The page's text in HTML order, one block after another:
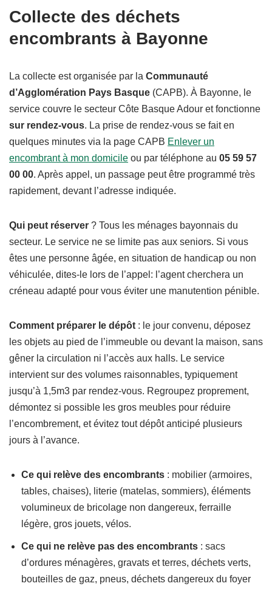
Collecte des déchets
encombrants à Bayonne
La collecte est organisée par la Communauté
d’Agglomération Pays Basque (CAPB). À Bayonne, le
service couvre le secteur Côte Basque Adour et fonctionne
sur rendez-vous. La prise de rendez-vous se fait en
quelques minutes via la page CAPB Enlever un
encombrant à mon domicile ou par téléphone au 05 59 57
00 00. Après appel, un passage peut être programmé très
rapidement, devant l’adresse indiquée.
Qui peut réserver ? Tous les ménages bayonnais du
secteur. Le service ne se limite pas aux seniors. Si vous
êtes une personne âgée, en situation de handicap ou non
véhiculée, dites-le lors de l’appel: l’agent cherchera un
créneau adapté pour vous éviter une manutention pénible.
Comment préparer le dépôt : le jour convenu, déposez
les objets au pied de l’immeuble ou devant la maison, sans
gêner la circulation ni l’accès aux halls. Le service
intervient sur des volumes raisonnables, typiquement
jusqu’à 1,5m3 par rendez-vous. Regroupez proprement,
démontez si possible les gros meubles pour réduire
l’encombrement, et évitez tout dépôt anticipé plusieurs
jours à l’avance.
Ce qui relève des encombrants : mobilier (armoires,
tables, chaises), literie (matelas, sommiers), éléments
volumineux de bricolage non dangereux, ferraille
légère, gros jouets, vélos.
Ce qui ne relève pas des encombrants : sacs
d’ordures ménagères, gravats et terres, déchets verts,
bouteilles de gaz, pneus, déchets dangereux du foyer